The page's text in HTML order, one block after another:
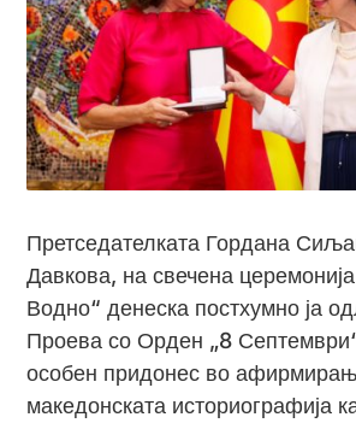
Претседателката Гордана
Давкова, на свечена
Водно“ денеска постхумно ја
Проева со Орден „8
особен придонес во
македонската историографија